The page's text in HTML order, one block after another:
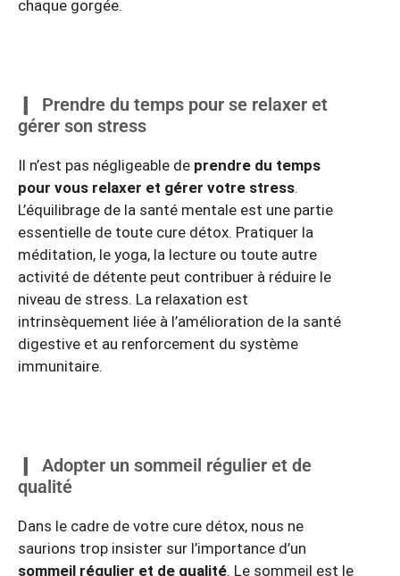
chaque gorgée.
Prendre du temps pour se relaxer et
gérer son stress
Il n’est pas négligeable de prendre du temps
pour vous relaxer et gérer votre stress.
L’équilibrage de la santé mentale est une partie
essentielle de toute cure détox. Pratiquer la
méditation, le yoga, la lecture ou toute autre
activité de détente peut contribuer à réduire le
niveau de stress. La relaxation est
intrinsèquement liée à l’amélioration de la santé
digestive et au renforcement du système
immunitaire.
Adopter un sommeil régulier et de
qualité
Dans le cadre de votre cure détox, nous ne
saurions trop insister sur l’importance d’un
sommeil régulier et de qualité. Le sommeil est le